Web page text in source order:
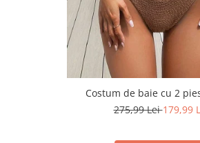
Costum de baie cu 2
275,99 Lei179,99